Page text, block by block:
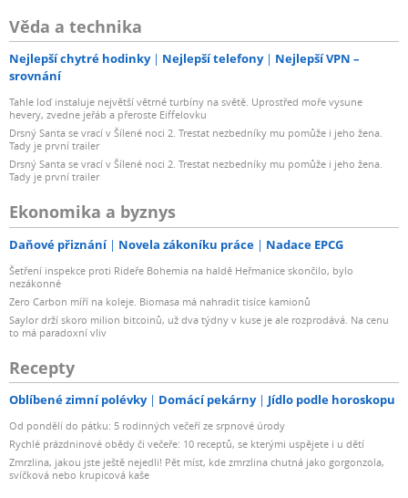
Věda a technika
Nejlepší chytré hodinky Nejlepší telefony
Nejlepší VPN –
srovnání
Tahle loď instaluje největší větrné turbíny na světě. Uprostřed moře vysune
hevery, zvedne jeřáb a přeroste Eiffelovku
Drsný Santa se vrací v Šílené noci 2. Trestat nezbedníky mu pomůže i jeho žena.
Tady je první trailer
Drsný Santa se vrací v Šílené noci 2. Trestat nezbedníky mu pomůže i jeho žena.
Tady je první trailer
Ekonomika a byznys
Daňové přiznání Novela zákoníku práce Nadace EPCG
Šetření inspekce proti Rideře Bohemia na haldě Heřmanice skončilo, bylo
nezákonné
Zero Carbon míří na koleje. Biomasa má nahradit tisíce kamionů
Saylor drží skoro milion bitcoinů, už dva týdny v kuse je ale rozprodává. Na cenu
to má paradoxní vliv
Recepty
Oblíbené zimní polévky Domácí pekárny Jídlo podle horoskopu
Od pondělí do pátku: 5 rodinných večeří ze srpnové úrody
Rychlé prázdninové obědy či večeře: 10 receptů, se kterými uspějete i u dětí
Zmrzlina, jakou jste ještě nejedli! Pět míst, kde zmrzlina chutná jako gorgonzola,
svíčková nebo krupicová kaše